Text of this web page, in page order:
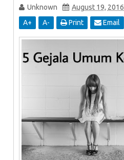
Unknown August 19, 2016
A+ A- Print Email